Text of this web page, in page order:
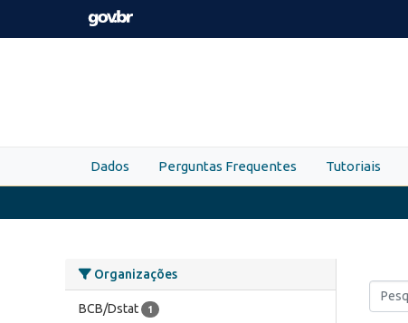
Skip to main content
Dados Perguntas Frequentes Tutoriais
Organizações
BCB/Dstat 1